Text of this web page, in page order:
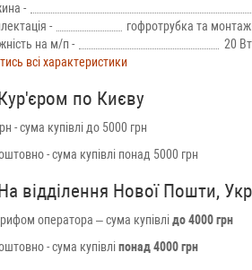
-
-
гофротрубка та
на м/п -
20
всі характеристики
по Києву
- сума купівлі до 5000 грн
- сума купівлі понад 5000 грн
відділення Нової Пошти,
оператора – сума купівлідо 4000 грн
- сума купівліпонад 4000 грн